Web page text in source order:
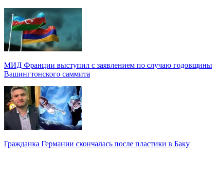
МИД Франции выступил с заявлением по случаю годовщины
Вашингтонского саммита
Гражданка Германии скончалась после пластики в Баку